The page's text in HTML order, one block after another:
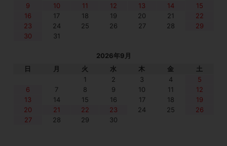
9
10 11 12 13 14
15
16
17 18 19 20 21
22
23
24 25 26 27 28
29
30
31
2026年9月
日
月 火 水 木 金
土
1
2 3 4
5
6
7 8 9 10 11
12
13
14 15 16 17 18
19
20
21 22 23 24 25
26
27
28 29 30